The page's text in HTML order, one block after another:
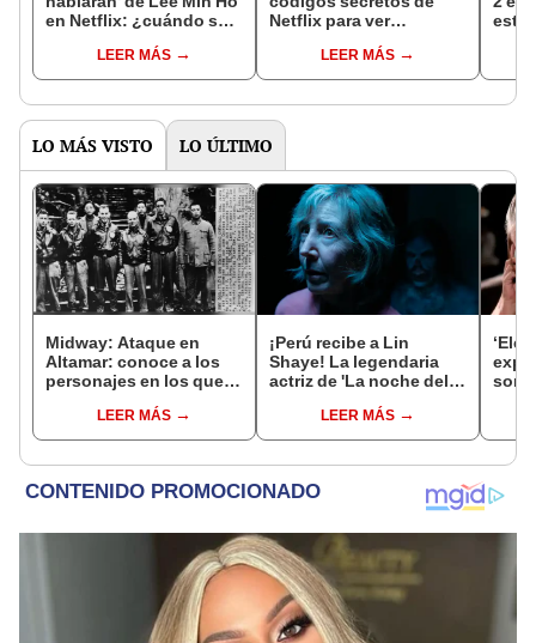
en Netflix: ¿cuándo se
Latinoamérica y cómo
ver el nuevo k-drama?
LEER MÁS
Netflix para ver
para adultos?
LEER MÁS
LO MÁS VISTO LO ÚLTIMO
Midway: Ataque en
Altamar: conoce a los
personajes en los que
películaLEER MÁS
¡Perú recibe a Lin
Shaye! La legendaria
actriz de 'La noche del
nuestro país para
promocionar 'Insidious,
LEER MÁS
son